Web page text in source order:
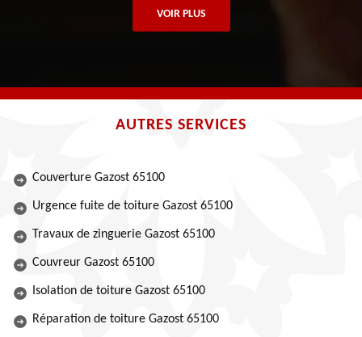
VOIR PLUS
AUTRES SERVICES
Couverture Gazost 65100
Urgence fuite de toiture Gazost 65100
Travaux de zinguerie Gazost 65100
Couvreur Gazost 65100
Isolation de toiture Gazost 65100
Réparation de toiture Gazost 65100